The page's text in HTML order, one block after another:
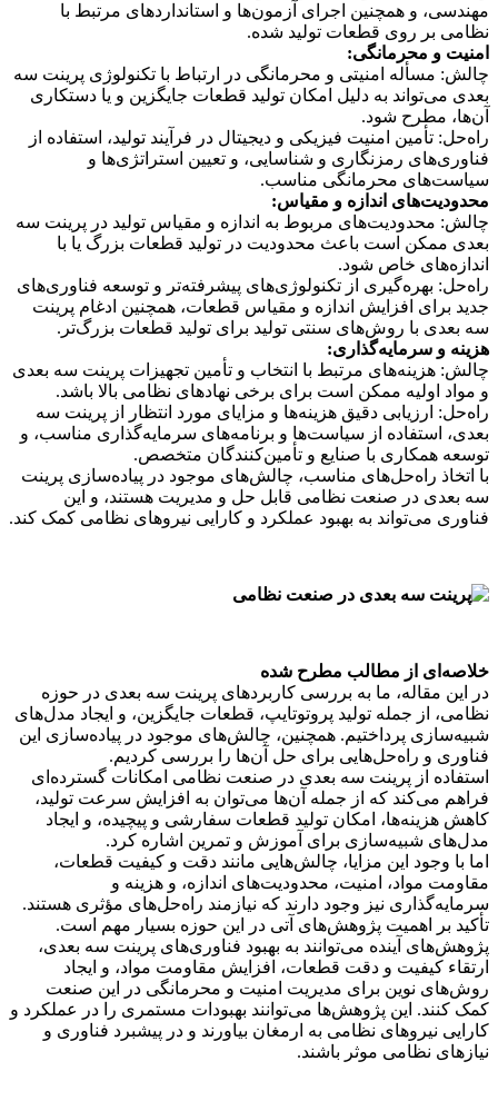
مهندسی، و همچنین اجرای آزمون‌ها و استانداردهای مرتبط با
نظامی بر روی قطعات تولید شده.
امنیت و محرمانگی:
چالش: مسأله امنیتی و محرمانگی در ارتباط با تکنولوژی پرینت سه
بعدی می‌تواند به دلیل امکان تولید قطعات جایگزین و یا دستکاری
آن‌ها، مطرح شود.
راه‌حل: تأمین امنیت فیزیکی و دیجیتال در فرآیند تولید، استفاده از
فناوری‌های رمزنگاری و شناسایی، و تعیین استراتژی‌ها و
سیاست‌های محرمانگی مناسب.
محدودیت‌های اندازه و مقیاس:
چالش: محدودیت‌های مربوط به اندازه و مقیاس تولید در پرینت سه
بعدی ممکن است باعث محدودیت در تولید قطعات بزرگ یا با
اندازه‌های خاص شود.
راه‌حل: بهره‌گیری از تکنولوژی‌های پیشرفته‌تر و توسعه فناوری‌های
جدید برای افزایش اندازه و مقیاس قطعات، همچنین ادغام پرینت
سه بعدی با روش‌های سنتی تولید برای تولید قطعات بزرگ‌تر.
هزینه و سرمایه‌گذاری:
چالش: هزینه‌های مرتبط با انتخاب و تأمین تجهیزات پرینت سه بعدی
و مواد اولیه ممکن است برای برخی نهادهای نظامی بالا باشد.
راه‌حل: ارزیابی دقیق هزینه‌ها و مزایای مورد انتظار از پرینت سه
بعدی، استفاده از سیاست‌ها و برنامه‌های سرمایه‌گذاری مناسب، و
توسعه همکاری با صنایع و تأمین‌کنندگان متخصص.
با اتخاذ راه‌حل‌های مناسب، چالش‌های موجود در پیاده‌سازی پرینت
سه بعدی در صنعت نظامی قابل حل و مدیریت هستند، و این
فناوری می‌تواند به بهبود عملکرد و کارایی نیروهای نظامی کمک کند.
خلاصه‌ای از مطالب مطرح شده
در این مقاله، ما به بررسی کاربردهای پرینت سه بعدی در حوزه
نظامی، از جمله تولید پروتوتایپ، قطعات جایگزین، و ایجاد مدل‌های
شبیه‌سازی پرداختیم. همچنین، چالش‌های موجود در پیاده‌سازی این
فناوری و راه‌حل‌هایی برای حل آن‌ها را بررسی کردیم.
استفاده از پرینت سه بعدی در صنعت نظامی امکانات گسترده‌ای
فراهم می‌کند که از جمله آن‌ها می‌توان به افزایش سرعت تولید،
کاهش هزینه‌ها، امکان تولید قطعات سفارشی و پیچیده، و ایجاد
مدل‌های شبیه‌سازی برای آموزش و تمرین اشاره کرد.
اما با وجود این مزایا، چالش‌هایی مانند دقت و کیفیت قطعات،
مقاومت مواد، امنیت، محدودیت‌های اندازه، و هزینه و
سرمایه‌گذاری نیز وجود دارند که نیازمند راه‌حل‌های مؤثری هستند.
تأکید بر اهمیت پژوهش‌های آتی در این حوزه بسیار مهم است.
پژوهش‌های آینده می‌توانند به بهبود فناوری‌های پرینت سه بعدی،
ارتقاء کیفیت و دقت قطعات، افزایش مقاومت مواد، و ایجاد
روش‌های نوین برای مدیریت امنیت و محرمانگی در این صنعت
کمک کنند. این پژوهش‌ها می‌توانند بهبودات مستمری را در عملکرد و
کارایی نیروهای نظامی به ارمغان بیاورند و در پیشبرد فناوری و
نیازهای نظامی موثر باشند.